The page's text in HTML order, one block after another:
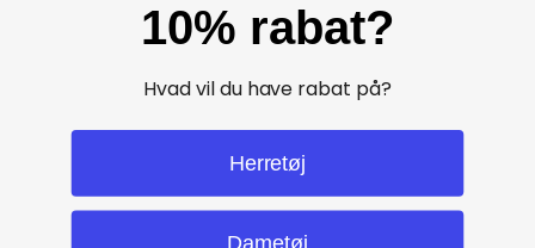
Hverdage fra kl. 10 - 16
10% rabat?
Hvad vil du have rabat på?
Herretøj